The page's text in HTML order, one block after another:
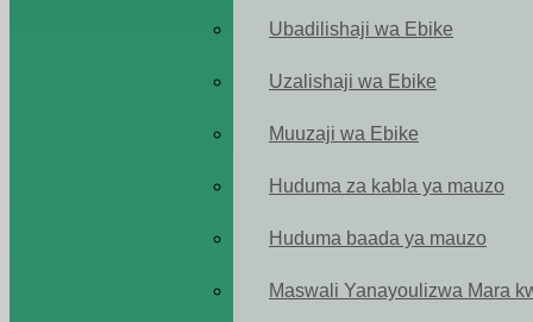
Ubadilishaji wa Ebike
Uzalishaji wa Ebike
Muuzaji wa Ebike
Huduma za kabla ya mauzo
Huduma baada ya mauzo
Maswali Yanayoulizwa Mara